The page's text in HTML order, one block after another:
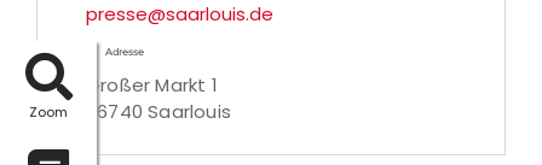
Zoom
presse@saarlouis.de
Adresse
Großer Markt 1
66740 Saarlouis